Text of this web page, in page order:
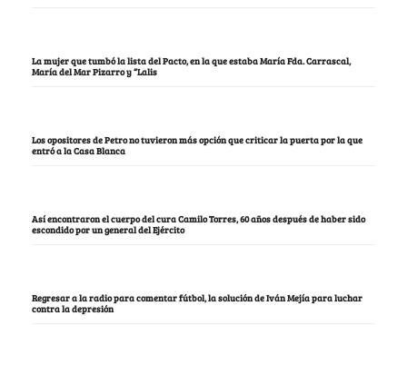
La mujer que tumbó la lista del Pacto, en la que estaba María Fda. Carrascal,
María del Mar Pizarro y “Lalis
Los opositores de Petro no tuvieron más opción que criticar la puerta por la que
entró a la Casa Blanca
Así encontraron el cuerpo del cura Camilo Torres, 60 años después de haber sido
escondido por un general del Ejército
Regresar a la radio para comentar fútbol, la solución de Iván Mejía para luchar
contra la depresión